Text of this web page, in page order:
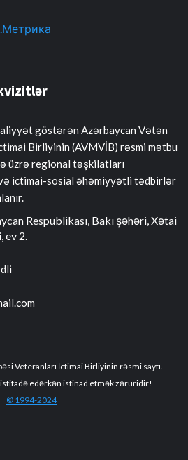
göstərən Azərbaycan Vətən
Birliyinin (AVMVİB) rəsmi mətbu
üzrə regional təşkilatları
ictimai-sosial əhəmiyyətli tədbirlər
Respublikası, Bakı şəhəri, Xətai
ev 2.
Veteranları İctimai Birliyinin rəsmi saytı.
istifadə edərkən istinad etmək zəruridir!
© 1994-2024